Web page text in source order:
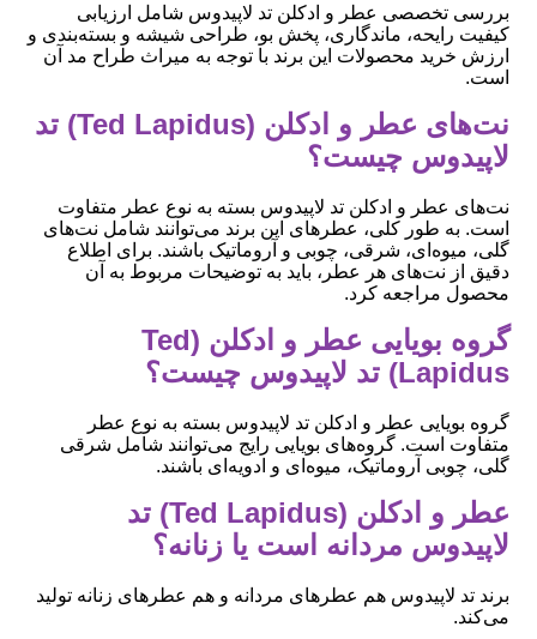
بررسی تخصصی عطر و ادکلن تد لاپیدوس شامل ارزیابی
کیفیت رایحه، ماندگاری، پخش بو، طراحی شیشه و بسته‌بندی و
ارزش خرید محصولات این برند با توجه به میراث طراح مد آن
است.
نت‌های عطر و ادکلن (Ted Lapidus) تد
لاپیدوس چیست؟
نت‌های عطر و ادکلن تد لاپیدوس بسته به نوع عطر متفاوت
است. به طور کلی، عطرهای این برند می‌توانند شامل نت‌های
گلی، میوه‌ای، شرقی، چوبی و آروماتیک باشند. برای اطلاع
دقیق از نت‌های هر عطر، باید به توضیحات مربوط به آن
محصول مراجعه کرد.
گروه بویایی عطر و ادکلن (Ted
Lapidus) تد لاپیدوس چیست؟
گروه بویایی عطر و ادکلن تد لاپیدوس بسته به نوع عطر
متفاوت است. گروه‌های بویایی رایج می‌توانند شامل شرقی
گلی، چوبی آروماتیک، میوه‌ای و ادویه‌ای باشند.
عطر و ادکلن (Ted Lapidus) تد
لاپیدوس مردانه است یا زنانه؟
برند تد لاپیدوس هم عطرهای مردانه و هم عطرهای زنانه تولید
می‌کند.